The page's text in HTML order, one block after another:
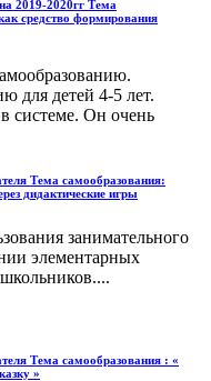
2019-2020гг Тема
средство формирования
для детей 4-5 лет.
системе. Он очень
Тема самообразования:
дидактические игры
занимательного
элементарных
Тема самообразования : «
»